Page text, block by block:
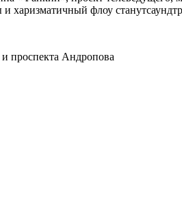
флоу
проспекта Андропова